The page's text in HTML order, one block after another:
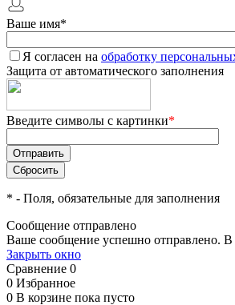
Ваше имя*
Я согласен на обработку
Защита от автоматического заполнения
Введите символы с картинки*
* - Поля, обязательные для заполнения
Сообщение отправлено
Ваше сообщение успешно отправлено.
Закрыть окно
Сравнение 0
0 Избранное
0 В корзине пока пусто